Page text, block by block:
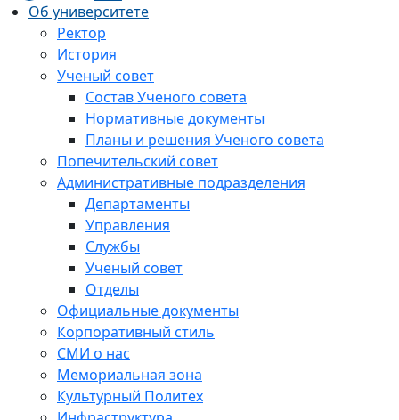
Об университете
Ректор
История
Ученый совет
Состав Ученого совета
Нормативные документы
Планы и решения Ученого совета
Попечительский совет
Административные подразделения
Департаменты
Управления
Службы
Ученый совет
Отделы
Официальные документы
Корпоративный стиль
СМИ о нас
Мемориальная зона
Культурный Политех